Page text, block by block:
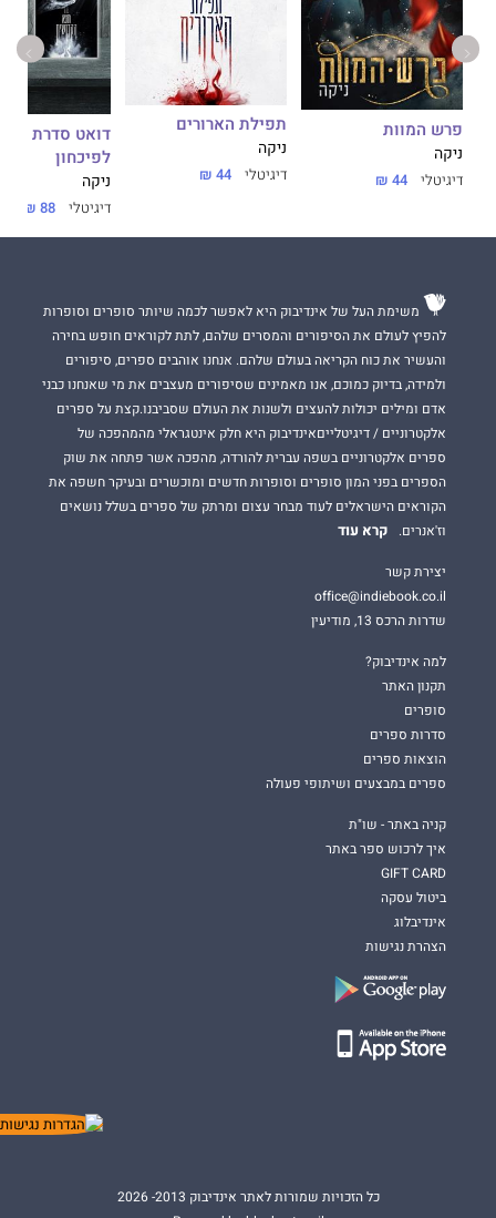
פרש המוות
ניקה
דיגיטלי 44 ₪
תפילת הארורים
ניקה
דיגיטלי 44 ₪
דואט סדרת בין
לפיכחון
ניקה
דיגיטלי 88 ₪
משימת העל של אינדיבוק היא לאפשר לכמה שיותר סופרים וסופרות
להפיץ לעולם את הסיפורים והמסרים שלהם, לתת לקוראים חופש בחירה
והעשיר את כוח הקריאה בעולם שלהם. אנחנו אוהבים ספרים, סיפורים
ולמידה, בדיוק כמוכם, אנו מאמינים שסיפורים מעצבים את מי שאנחנו כבני
אדם ומילים יכולות להעצים ולשנות את העולם שסביבנו.קצת על ספרים
אלקטרוניים / דיגיטלייםאינדיבוק היא חלק אינטגראלי מהמהפכה של
ספרים אלקטרוניים בשפה עברית להורדה, מהפכה אשר פתחה את שוק
הספרים בפני המון סופרים וסופרות חדשים ומוכשרים ובעיקר חשפה את
הקוראים הישראלים לעוד מבחר עצום ומרתק של ספרים בשלל נושאים
וז'אנרים.
קרא עוד
יצירת קשר
office@indiebook.co.il
שדרות הרכס 13, מודיעין
למה אינדיבוק?
תקנון האתר
סופרים
סדרות ספרים
הוצאות ספרים
ספרים במבצעים ושיתופי פעולה
קניה באתר - שו"ת
איך לרכוש ספר באתר
GIFT CARD
ביטול עסקה
אינדיבלוג
הצהרת נגישות
כל הזכויות שמורות לאתר אינדיבוק 2013- 2026